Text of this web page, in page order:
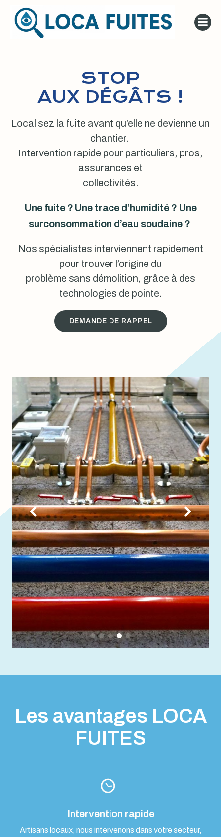
au
contenu
STOP
AUX DÉGÂTS !
Localisez la fuite avant qu’elle ne devienne un
chantier.
Intervention rapide pour particuliers, pros,
assurances et
collectivités.
Une fuite ? Une trace d’humidité ? Une
surconsommation d’eau soudaine ?
Nos spécialistes interviennent rapidement
pour trouver l’origine du
problème sans démolition, grâce à des
technologies de pointe.
DEMANDE DE RAPPEL
Les avantages LOCA
FUITES
Intervention rapide
Artisans locaux, nous intervenons dans votre secteur,